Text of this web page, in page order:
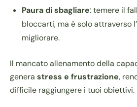
Paura di sbagliare: temere il
bloccarti, ma è solo attraverso
migliorare.
Il mancato allenamento della
genera stress e frustrazione,
difficile raggiungere i tuoi obiettivi.